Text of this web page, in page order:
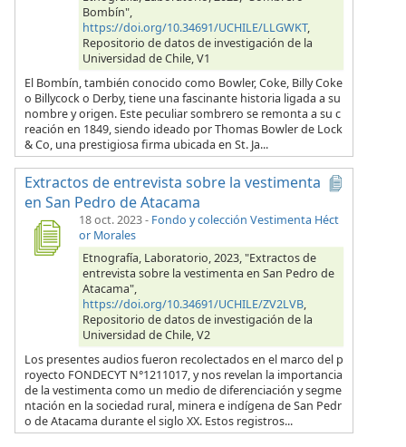
Bombín",
https://doi.org/10.34691/UCHILE/LLGWKT,
Repositorio de datos de investigación de la
Universidad de Chile, V1
El Bombín, también conocido como Bowler, Coke, Billy Coke
o Billycock o Derby, tiene una fascinante historia ligada a su
nombre y origen. Este peculiar sombrero se remonta a su c
reación en 1849, siendo ideado por Thomas Bowler de Lock
& Co, una prestigiosa firma ubicada en St. Ja...
Extractos de entrevista sobre la vestimenta
en San Pedro de Atacama
18 oct. 2023- Fondo y colección Vestimenta Héct
or Morales
Etnografía, Laboratorio, 2023, "Extractos de
entrevista sobre la vestimenta en San Pedro de
Atacama",
https://doi.org/10.34691/UCHILE/ZV2LVB,
Repositorio de datos de investigación de la
Universidad de Chile, V2
Los presentes audios fueron recolectados en el marco del p
royecto FONDECYT N°1211017, y nos revelan la importancia
de la vestimenta como un medio de diferenciación y segme
ntación en la sociedad rural, minera e indígena de San Pedr
o de Atacama durante el siglo XX. Estos registros...